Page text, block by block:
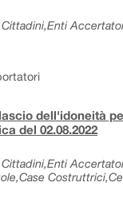
dell'idoneità
del 02.08.2022